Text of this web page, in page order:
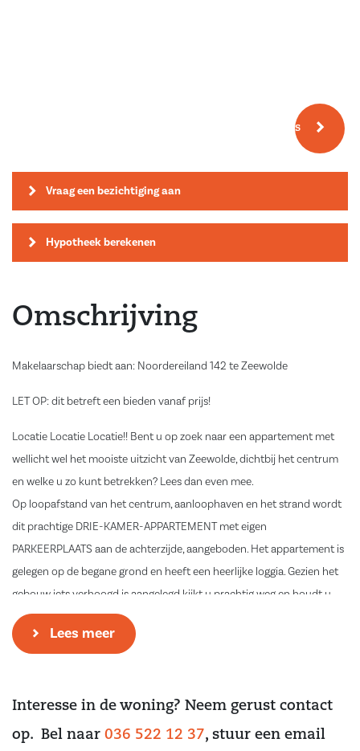
Meer fotos
Vraag een bezichtiging aan
Hypotheek berekenen
Omschrijving
Makelaarschap biedt aan: Noordereiland 142 te Zeewolde
LET OP: dit betreft een bieden vanaf prijs!
Locatie Locatie Locatie!! Bent u op zoek naar een appartement met
wellicht wel het mooiste uitzicht van Zeewolde, dichtbij het centrum
en welke u zo kunt betrekken? Lees dan even mee.
Op loopafstand van het centrum, aanloophaven en het strand wordt
dit prachtige DRIE-KAMER-APPARTEMENT met eigen
PARKEERPLAATS aan de achterzijde, aangeboden. Het appartement is
gelegen op de begane grond en heeft een heerlijke loggia. Gezien het
gebouw iets verhoogd is aangelegd kijkt u prachtig weg en houdt u
toch contact met uw omgeving. Deze woning ligt op een uniek plekje
met schitterend uitzicht welke u gezien moet hebben. Elk seizoen
aanwezig.
Indeling:
Lees meer
Interesse in de woning? Neem gerust contact
op. Bel naar 036 522 12 37, stuur een email